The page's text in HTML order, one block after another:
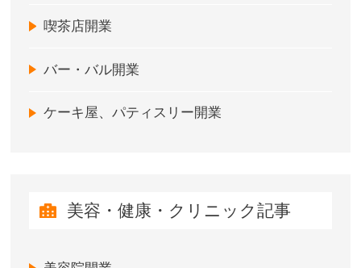
喫茶店開業
バー・バル開業
ケーキ屋、パティスリー開業
美容・健康・クリニック記事